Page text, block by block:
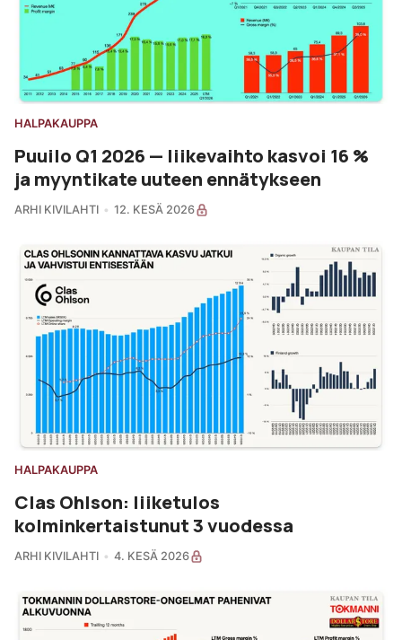
HALPAKAUPPA
Puuilo Q1 2026 — liikevaihto kasvoi 16 %
ja myyntikate uuteen ennätykseen
ARHI KIVILAHTI 12. KESÄ 2026
HALPAKAUPPA
Clas Ohlson: liiketulos
kolminkertaistunut 3 vuodessa
ARHI KIVILAHTI 4. KESÄ 2026